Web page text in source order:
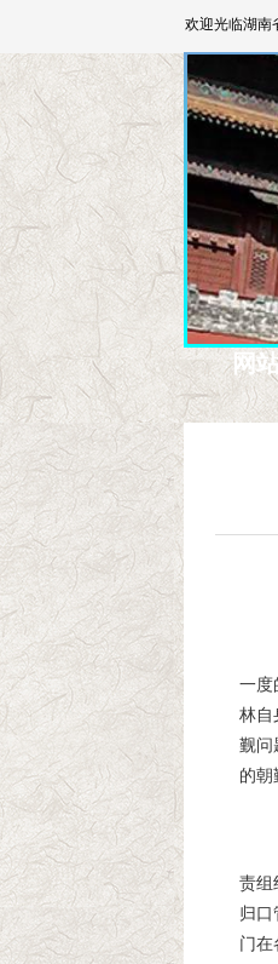
欢迎光临湖南
网
按
一度
林自
觐问
的朝
责组
归口
门在